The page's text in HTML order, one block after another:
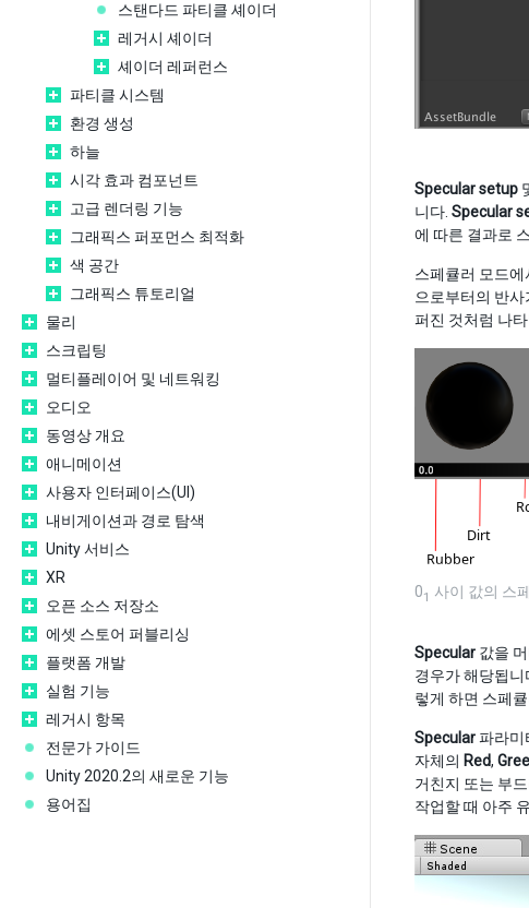
스탠다드 파티클 셰이더
레거시 셰이더
셰이더 레퍼런스
파티클 시스템
환경 생성
하늘
시각 효과 컴포넌트
고급 렌더링 기능
그래픽스 퍼포먼스 최적화
색 공간
그래픽스 튜토리얼
물리
스크립팅
멀티플레이어 및 네트워킹
오디오
동영상 개요
애니메이션
사용자 인터페이스(UI)
내비게이션과 경로 탐색
Unity 서비스
XR
오픈 소스 저장소
에셋 스토어 퍼블리싱
플랫폼 개발
실험 기능
레거시 항목
전문가 가이드
Unity 2020.2의 새로운 기능
용어집
Specular setup
니다. Specular
에 따른 결과로
스페큘러 모드에
으로부터의 반사
퍼진 것처럼 나
01 사이 값의 스
Specular 값을
경우가 해당됩
렇게 하면 스페
Specular파라미
자체의 Red,
거친지 또는 부
작업할 때 아주